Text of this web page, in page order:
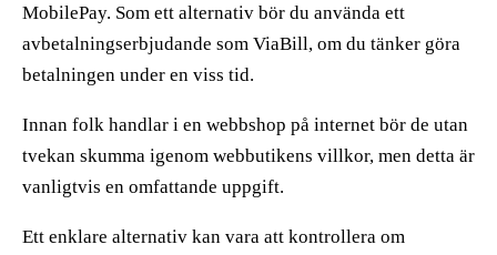
MobilePay. Som ett alternativ bör du använda ett
avbetalningserbjudande som ViaBill, om du tänker göra
betalningen under en viss tid.
Innan folk handlar i en webbshop på internet bör de utan
tvekan skumma igenom webbutikens villkor, men detta är
vanligtvis en omfattande uppgift.
Ett enklare alternativ kan vara att kontrollera om